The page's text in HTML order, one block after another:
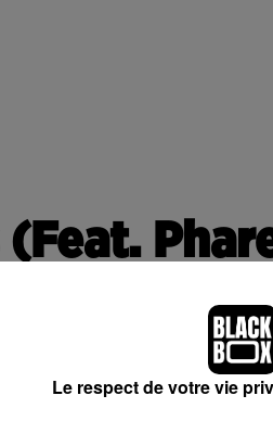
Le respect de votre vie